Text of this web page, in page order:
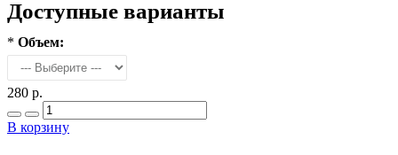
Доступные варианты
* Объем:
280 р.
В корзину